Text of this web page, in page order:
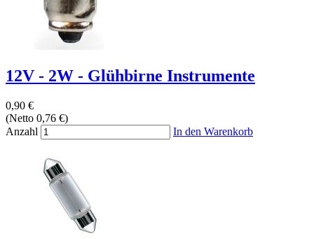
12V - 2W - Glühbirne Instrumente
0,90 €
(Netto 0,76 €)
Anzahl
In den Warenkorb